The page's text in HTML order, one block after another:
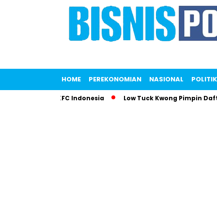
HOME PEREKONOMIAN NASIONAL POLITIK
KFC Indonesia Low Tuck Kwong Pimpin Daftar